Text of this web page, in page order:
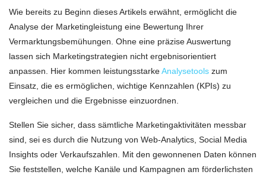
Wie bereits zu Beginn dieses Artikels erwähnt, ermöglicht die
Analyse der Marketingleistung eine Bewertung Ihrer
Vermarktungsbemühungen. Ohne eine präzise Auswertung
lassen sich Marketingstrategien nicht ergebnisorientiert
anpassen. Hier kommen leistungsstarkeAnalysetools zum
Einsatz, die es ermöglichen, wichtige Kennzahlen (KPIs) zu
vergleichen und die Ergebnisse einzuordnen.
Stellen Sie sicher, dass sämtliche Marketingaktivitäten messbar
sind, sei es durch die Nutzung von Web-Analytics, Social Media
Insights oder Verkaufszahlen. Mit den gewonnenen Daten können
Sie feststellen, welche Kanäle und Kampagnen am förderlichsten